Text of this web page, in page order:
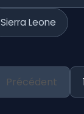
Sierra Leone
Précédent